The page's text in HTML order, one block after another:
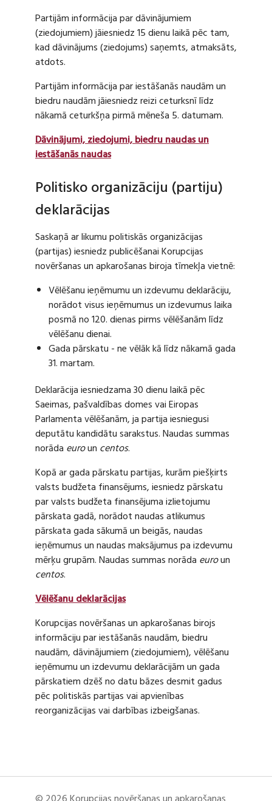
Partijām informācija par dāvinājumiem
(ziedojumiem) jāiesniedz 15 dienu laikā pēc tam,
kad dāvinājums (ziedojums) saņemts, atmaksāts,
atdots.
Partijām informācija par iestāšanās naudām un
biedru naudām jāiesniedz reizi ceturksnī līdz
nākamā ceturkšņa pirmā mēneša 5. datumam.
Dāvinājumi, ziedojumi, biedru naudas un
iestāšanās naudas
Politisko organizāciju (partiju)
deklarācijas
Saskaņā ar likumu politiskās organizācijas
(partijas) iesniedz publicēšanai Korupcijas
novēršanas un apkarošanas biroja tīmekļa vietnē:
Vēlēšanu ieņēmumu un izdevumu deklarāciju,
norādot visus ieņēmumus un izdevumus laika
posmā no 120. dienas pirms vēlēšanām līdz
vēlēšanu dienai.
Gada pārskatu - ne vēlāk kā līdz nākamā gada
31. martam.
Deklarācija iesniedzama 30 dienu laikā pēc
Saeimas, pašvaldības domes vai Eiropas
Parlamenta vēlēšanām, ja partija iesniegusi
deputātu kandidātu sarakstus. Naudas summas
norāda euroun centos.
Kopā ar gada pārskatu partijas, kurām piešķirts
valsts budžeta finansējums, iesniedz pārskatu
par valsts budžeta finansējuma izlietojumu
pārskata gadā, norādot naudas atlikumus
pārskata gada sākumā un beigās, naudas
ieņēmumus un naudas maksājumus pa izdevumu
mērķu grupām. Naudas summas norāda euroun
centos.
Vēlēšanu deklarācijas
Korupcijas novēršanas un apkarošanas birojs
informāciju par iestāšanās naudām, biedru
naudām, dāvinājumiem (ziedojumiem), vēlēšanu
ieņēmumu un izdevumu deklarācijām un gada
pārskatiem dzēš no datu bāzes desmit gadus
pēc politiskās partijas vai apvienības
reorganizācijas vai darbības izbeigšanas.